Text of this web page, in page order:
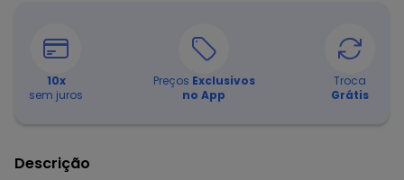
10x
sem juros
Preços Exclusivos
no App
Troca
Grátis
Descrição